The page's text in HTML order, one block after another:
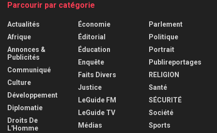
Parcourir par catégorie
Actualités
Afrique
Annonces &
Publicités
Communiqué
Culture
Développement
Diplomatie
Droits De
L'Homme
Économie
Éditorial
Éducation
Enquête
Faits Divers
Justice
LeGuide FM
LeGuide TV
Médias
Parlement
Politique
Portrait
Publireportages
RELIGION
Santé
SÉCURITÉ
Société
Sports